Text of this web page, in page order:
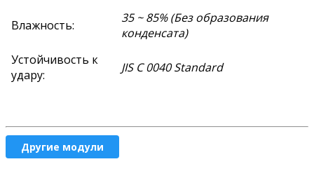
Влажность:
35 ~ 85% (Без образования
конденсата)
Устойчивость к
удару:
JIS C 0040 Standard
Другие модули